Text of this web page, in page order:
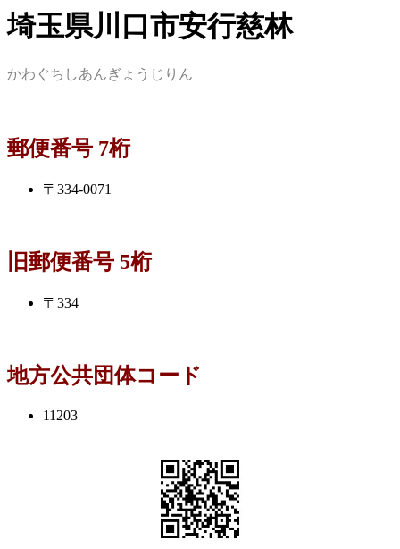
埼玉県川口市安行慈林
かわぐちしあんぎょうじりん
郵便番号 7桁
〒334-0071
旧郵便番号 5桁
〒334
地方公共団体コード
11203